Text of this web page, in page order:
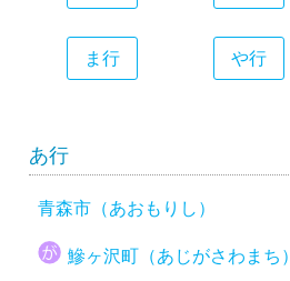
ま行 や行
あ行
青森市（あおもりし）
鰺ヶ沢町（あじがさわまち）